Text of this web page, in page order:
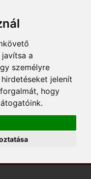
a
személyre
jelenít
hogy